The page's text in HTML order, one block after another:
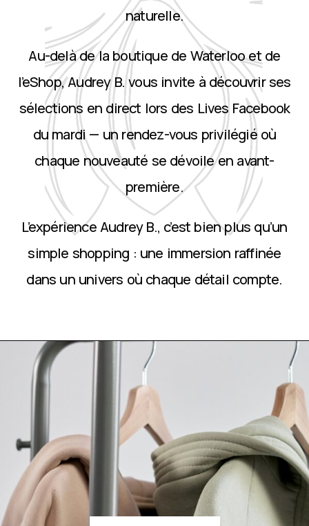
naturelle.
Au-delà de la boutique de Waterloo et de
l’eShop, Audrey B. vous invite à découvrir ses
sélections en direct lors des Lives Facebook
du mardi — un rendez-vous privilégié où
chaque nouveauté se dévoile en avant-
première.
L’expérience Audrey B., c’est bien plus qu’un
simple shopping : une immersion raffinée
dans un univers où chaque détail compte.